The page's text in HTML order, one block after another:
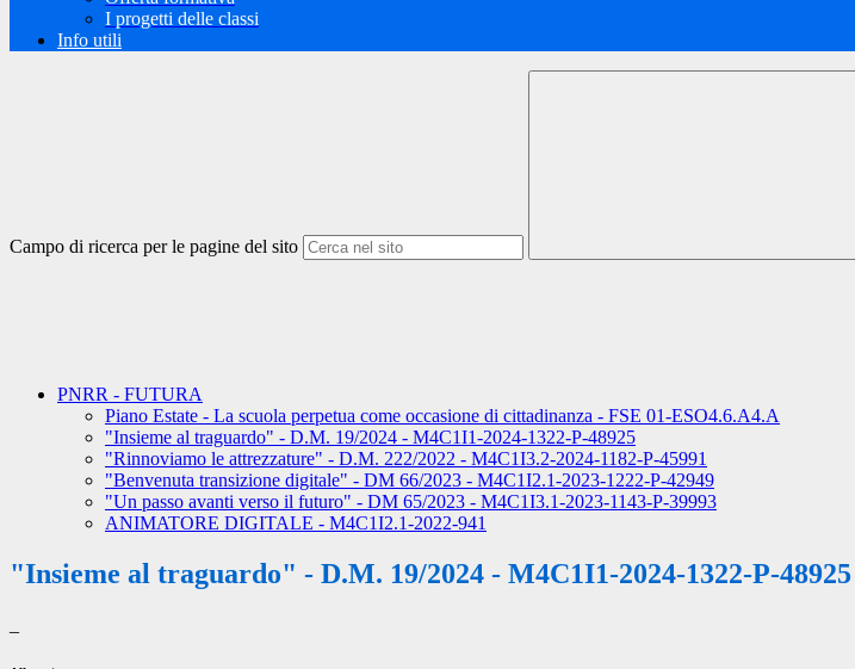
I progetti delle classi
Info utili
Campo di ricerca per le pagine del sito
PNRR - FUTURA
Piano Estate - La scuola perpetua come occasione di cittadinanza - FSE 01-ESO4.6.A4.A
"Insieme al traguardo" - D.M. 19/2024 - M4C1I1-2024-1322-P-48925
"Rinnoviamo le attrezzature" - D.M. 222/2022 - M4C1I3.2-2024-1182-P-45991
"Benvenuta transizione digitale" - DM 66/2023 - M4C1I2.1-2023-1222-P-42949
"Un passo avanti verso il futuro" - DM 65/2023 - M4C1I3.1-2023-1143-P-39993
ANIMATORE DIGITALE - M4C1I2.1-2022-941
"Insieme al traguardo" - D.M. 19/2024 - M4C1I1-2024-1322-P-48925